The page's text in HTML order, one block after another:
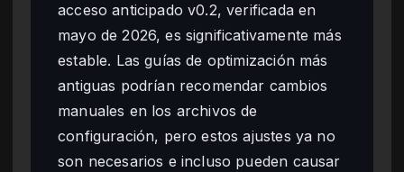
acceso anticipado v0.2, verificada en
mayo de 2026, es significativamente más
estable. Las guías de optimización más
antiguas podrían recomendar cambios
manuales en los archivos de
configuración, pero estos ajustes ya no
son necesarios e incluso pueden causar